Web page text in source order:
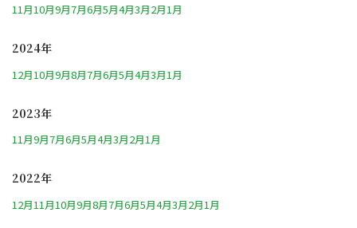
11月10月9月7月6月5月4月3月2月1月
2024年
12月10月9月8月7月6月5月4月3月1月
2023年
11月9月7月6月5月4月3月2月1月
2022年
12月11月10月9月8月7月6月5月4月3月2月1月